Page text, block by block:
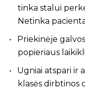
tinka stalui
Netinka
Priekinėje
popieriaus
Ugniai atspari ir
klasės dirbtinos